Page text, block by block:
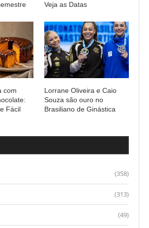
Veja as Datas
com
Fácil
Lorrane Oliveira e Caio
Souza são ouro no
Brasiliano de Ginástica
(358)
(313)
(49)